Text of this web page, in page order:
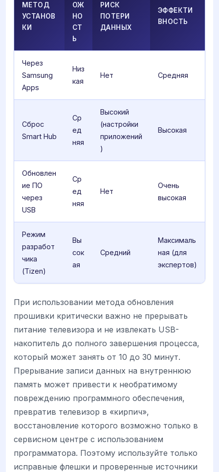
МЕТОД
УСТАНОВ
КИ
ОЖ
НО
СТ
Ь
РИСК
ПОТЕРИ
ДАННЫХ
ЭФФЕКТИ
ВНОСТЬ
Через
Samsung
Apps
Низ
кая
Нет Средняя
Сброс
Smart Hub
Ср
ед
няя
Высокий
(настройки
приложений
)
Высокая
Обновлен
ие ПО
через
USB
Ср
ед
няя
Нет
Очень
высокая
Режим
разработ
чика
(Tizen)
Вы
сок
ая
Средний
Максималь
ная (для
экспертов)
При использовании метода обновления
прошивки критически важно не прерывать
питание телевизора и не извлекать USB-
накопитель до полного завершения процесса,
который может занять от 10 до 30 минут.
Прерывание записи данных на внутреннюю
память может привести к необратимому
повреждению программного обеспечения,
превратив телевизор в «кирпич»,
восстановление которого возможно только в
сервисном центре с использованием
программатора. Поэтому используйте только
исправные флешки и проверенные источники